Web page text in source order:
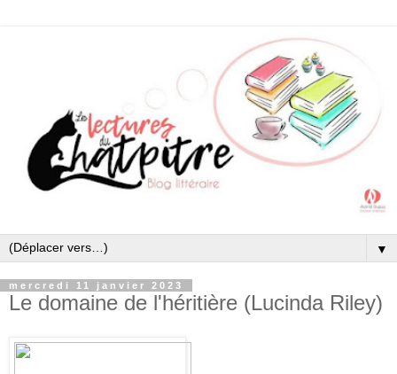
▼
mercredi 11 janvier 2023
Le domaine de l'héritière (Lucinda Riley)